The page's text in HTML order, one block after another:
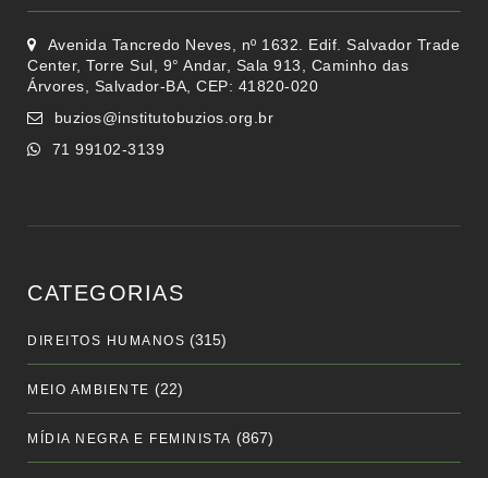
Avenida Tancredo Neves, nº 1632. Edif. Salvador Trade
Center, Torre Sul, 9° Andar, Sala 913, Caminho das
Árvores, Salvador-BA, CEP: 41820-020
buzios@institutobuzios.org.br
71 99102-3139
CATEGORIAS
DIREITOS HUMANOS (315)
MEIO AMBIENTE (22)
MÍDIA NEGRA E FEMINISTA (867)